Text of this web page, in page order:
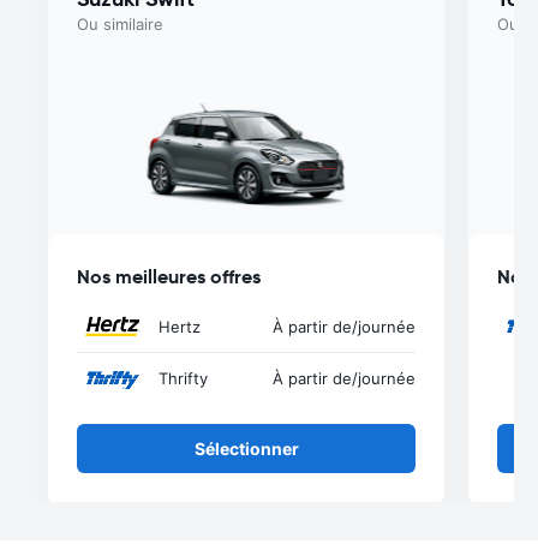
Ou similaire
Nos meilleures offres
Hertz À partir de/journée
Thrifty À partir de/journée
Sélectionner
Ou
Nos